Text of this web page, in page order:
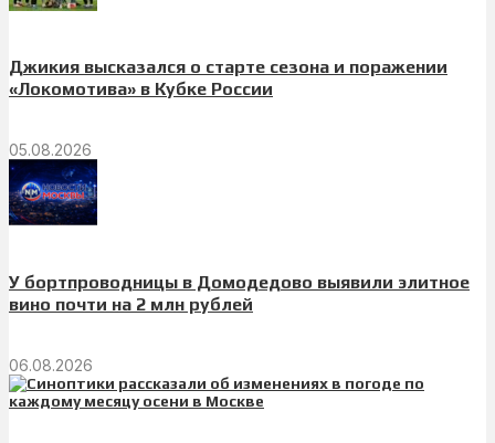
Джикия высказался о старте сезона и поражении
«Локомотива» в Кубке России
05.08.2026
У бортпроводницы в Домодедово выявили элитное
вино почти на 2 млн рублей
06.08.2026